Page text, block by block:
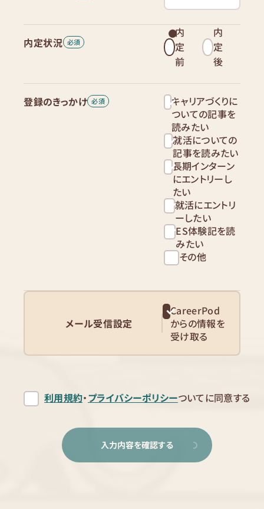
内定状況
内
定
前
内
定
後
登録のきっかけ
キャリアづくりに
ついての記事を
読みたい
就活についての
記事を読みたい
長期インターン
にエントリーし
たい
就活にエントリ
ーしたい
ES体験記を読
みたい
その他
メール受信設定
CareerPod
からの情報を
受け取る
利用規約・プライバシーポリシーついてに同意する
入力内容を確認する